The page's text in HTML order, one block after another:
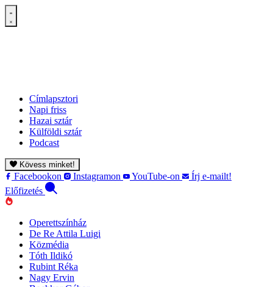
Címlapsztori
Napi friss
Hazai sztár
Külföldi sztár
Podcast
Kövess minket!
Facebookon Instagramon YouTube-on
Írj e-mailt!
Előfizetés
Operettszínház
De Re Attila Luigi
Közmédia
Tóth Ildikó
Rubint Réka
Nagy Ervin